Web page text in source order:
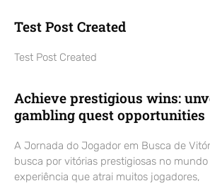
Test Post Created
Test Post Created
Achieve prestigious wins:
gambling quest opportunities
A Jornada do Jogador em Busca de
busca por vitórias prestigiosas no
experiência que atrai muitos jogadores,